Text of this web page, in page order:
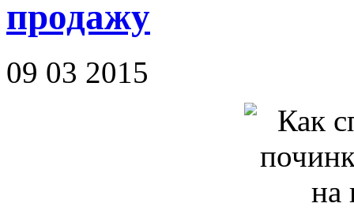
продажу
09 03 2015